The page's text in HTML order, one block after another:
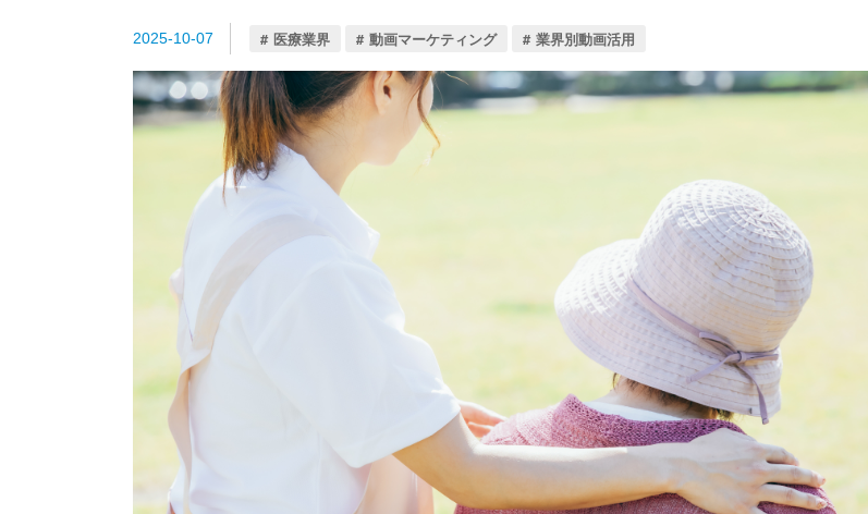
動画編集
2025-10-07 医療業界 動画マーケティング 業界別動画活用